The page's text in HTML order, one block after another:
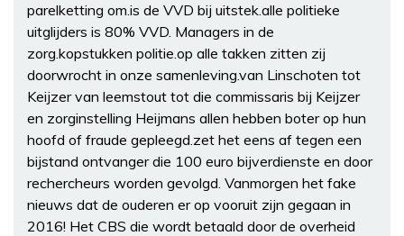
parelketting om.is de VVD bij uitstek.alle politieke
uitglijders is 80% VVD. Managers in de
zorg.kopstukken politie.op alle takken zitten zij
doorwrocht in onze samenleving.van Linschoten tot
Keijzer van leemstout tot die commissaris bij Keijzer
en zorginstelling Heijmans allen hebben boter op hun
hoofd of fraude gepleegd.zet het eens af tegen een
bijstand ontvanger die 100 euro bijverdienste en door
rechercheurs worden gevolgd. Vanmorgen het fake
nieuws dat de ouderen er op vooruit zijn gegaan in
2016! Het CBS die wordt betaald door de overheid